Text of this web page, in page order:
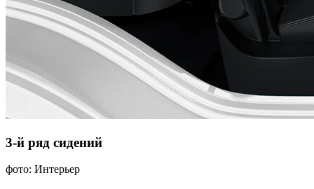
3-й ряд сидений
фото: Интерьер